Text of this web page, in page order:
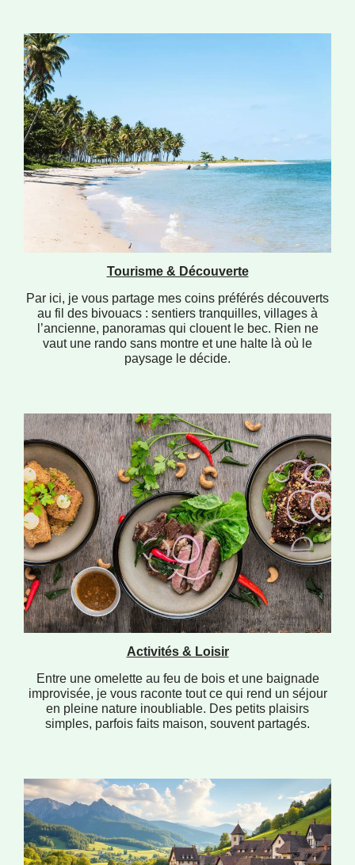
Tourisme & Découverte
Par ici, je vous partage mes coins préférés découverts
au fil des bivouacs : sentiers tranquilles, villages à
l’ancienne, panoramas qui clouent le bec. Rien ne
vaut une rando sans montre et une halte là où le
paysage le décide.
Activités & Loisir
Entre une omelette au feu de bois et une baignade
improvisée, je vous raconte tout ce qui rend un séjour
en pleine nature inoubliable. Des petits plaisirs
simples, parfois faits maison, souvent partagés.